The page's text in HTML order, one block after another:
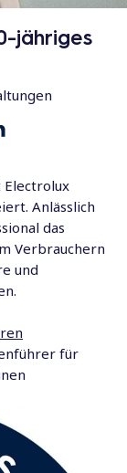
jähriges
Electrolux
Anlässlich
das
Verbrauchern
und
für